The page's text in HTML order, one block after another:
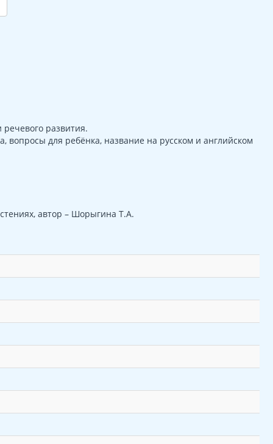
развития.
вопросы для ребёнка, название на русском и английском
автор – Шорыгина Т.А.